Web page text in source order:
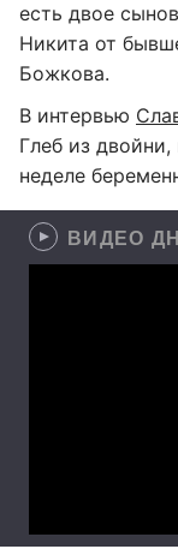
есть двое
Никита от
Божкова.
В интервью
Глеб из
неделе
ВИДЕО